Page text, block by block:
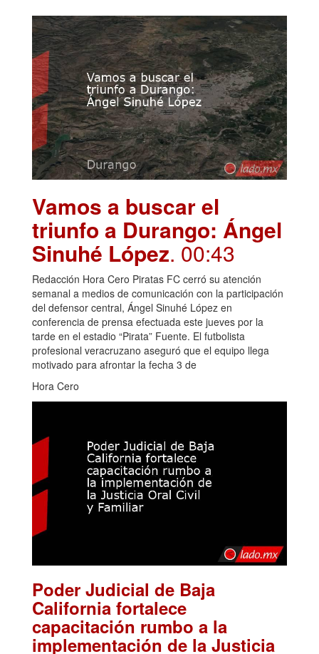
Vamos a buscar el
triunfo a Durango: Ángel
Sinuhé López. 00:43
Redacción Hora Cero Piratas FC cerró su atención
semanal a medios de comunicación con la participación
del defensor central, Ángel Sinuhé López en
conferencia de prensa efectuada este jueves por la
tarde en el estadio “Pirata” Fuente. El futbolista
profesional veracruzano aseguró que el equipo llega
motivado para afrontar la fecha 3 de
Hora Cero
Poder Judicial de Baja
California fortalece
capacitación rumbo a la
implementación de la Justicia